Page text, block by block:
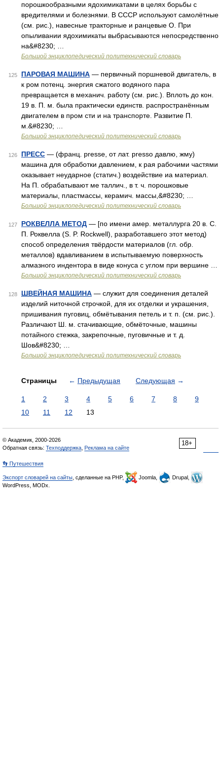
порошкообразными ядохимикатами в целях борьбы с
вредителями и болезнями. В СССР используют самолётные
(см. рис.), навесные тракторные и ранцевые О. При
опыливании ядохимикаты выбрасываются непосредственно
на&#8230; …
Большой энциклопедический политехнический словарь
125 ПАРОВАЯ МАШИНА — первичный поршневой двигатель, в
к ром потенц. энергия сжатого водяного пара
превращается в механич. работу (см. рис.). Вплоть до кон.
19 в. П. м. была практически единств. распространённым
двигателем в пром сти и на транспорте. Развитие П.
м.&#8230; …
Большой энциклопедический политехнический словарь
126 ПРЕСС — (франц. presse, от лат. presso давлю, жму)
машина для обработки давлением, к рая рабочими частями
оказывает неударное (статич.) воздействие иа материал.
На П. обрабатывают ме таллич., в т. ч. порошковые
материалы, пластмассы, керамич. массы,&#8230; …
Большой энциклопедический политехнический словарь
127 РОКВЕЛЛА МЕТОД — [по имени амер. металлурга 20 в. С.
П. Роквелла (S. P. Rockwell), разработавшего этот метод)
способ определения твёрдости материалов (гл. обр.
металлов) вдавливанием в испытываемую поверхность
алмазного индентора в виде конуса с углом при вершине …
Большой энциклопедический политехнический словарь
128 ШВЕЙНАЯ МАШИНА — служит для соединения деталей
изделий ниточной строчкой, для их отделки и украшения,
пришивания пуговиц, обмётывания петель и т. п. (см. рис.).
Различают Ш. м. стачивающие, обмёточные, машины
потайного стежка, закрепочные, пуговичные и т. д.
Шов&#8230; …
Большой энциклопедический политехнический словарь
Страницы ← Предыдущая Следующая →
1 2 3 4 5 6 7 8
9
10
11 12 13
18+
© Академик, 2000-2026
Обратная связь: Техподдержка Реклама на сайте
👣 Путешествия
Экспорт словарей на сайты , сделанные на PHP, Joomla,
Drupal,
WordPress, MODx.